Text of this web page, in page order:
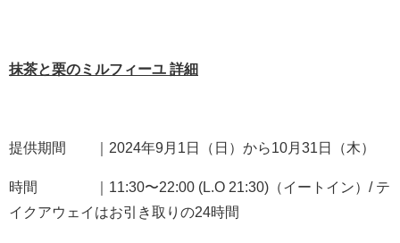
抹茶と栗のミルフィーユ 詳細
提供期間 ｜2024年9月1日（日）から10月31日（木）
時間 ｜11:30〜22:00 (L.O 21:30)（イートイン）/ テ
イクアウェイはお引き取りの24時間